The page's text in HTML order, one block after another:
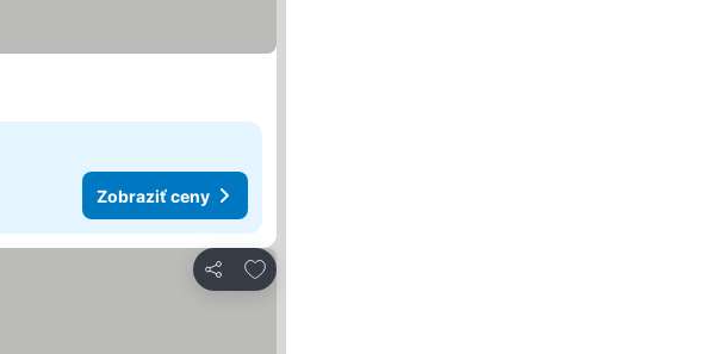
Zobraziť ceny
Zdieľať
Pridať do obľúbených